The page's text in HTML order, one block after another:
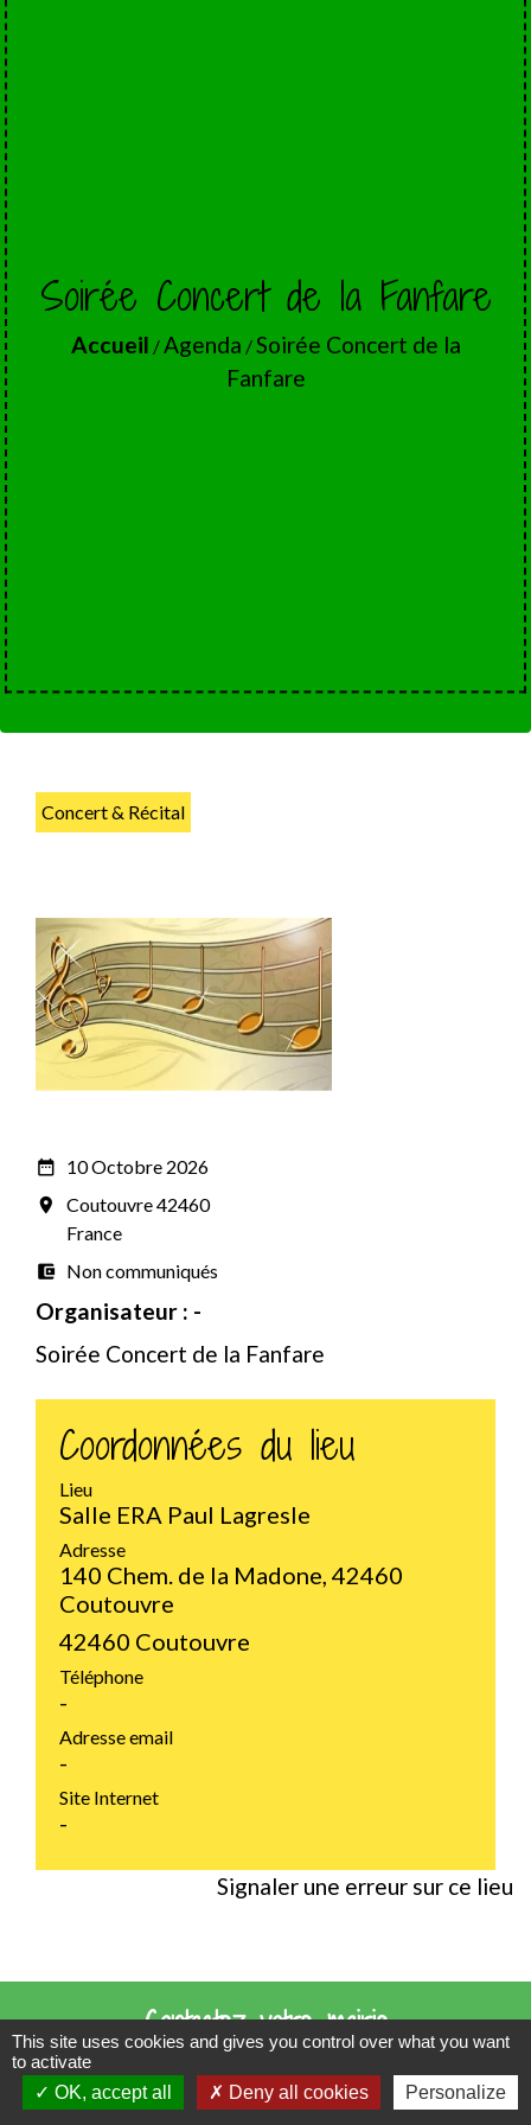
Soirée Concert de la Fanfare
Accueil /Agenda /Soirée Concert de la
Fanfare
Concert & Récital
date_range 10 Octobre 2026
room
Coutouvre 42460
France
account_balance_wallet Non communiqués
Organisateur : -
Soirée Concert de la Fanfare
Coordonnées du lieu
Lieu
Salle ERA Paul Lagresle
Adresse
140 Chem. de la Madone, 42460
Coutouvre
42460 Coutouvre
Téléphone
-
Adresse email
-
Site Internet
-
Signaler une erreur sur ce lieu
Contactez votre mairie
31 Grande Rue
This site uses cookies and gives you control over what you want
to activate
OK, accept all
Deny all cookies Personalize